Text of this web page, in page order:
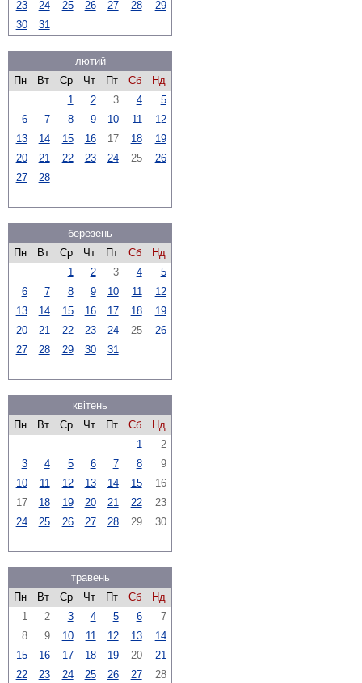
23 24 25 26 27 28
29
30
31
лютий
Пн
Вт Ср Чт Пт Сб
Нд
1
2 3 4
5
6
7 8 9 10 11
12
13
14 15 16 17 18
19
20
21 22 23 24 25
26
27
28
березень
Пн
Вт Ср Чт Пт Сб
Нд
1
2 3 4
5
6
7 8 9 10 11
12
13
14 15 16 17 18
19
20
21 22 23 24 25
26
27
28 29 30 31
квітень
Пн
Вт Ср Чт Пт Сб
Нд
1
2
3
4 5 6 7 8
9
10
11 12 13 14 15
16
17
18 19 20 21 22
23
24
25 26 27 28 29 30
травень
Пн
Вт Ср Чт Пт Сб
Нд
1
2 3 4 5 6
7
8
9 10 11 12 13
14
15
16 17 18 19 20
21
22
23 24 25 26 27
28